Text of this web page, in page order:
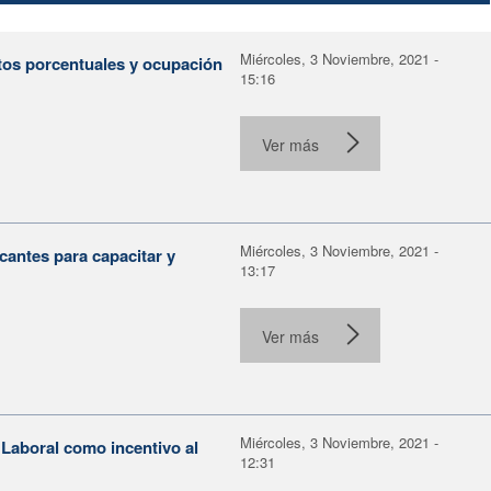
porcentuales y ocupación
Miércoles, 3 Noviembre, 2021 -
15:16
Ver más
para capacitar y
Miércoles, 3 Noviembre, 2021 -
13:17
Ver más
como incentivo al
Miércoles, 3 Noviembre, 2021 -
12:31